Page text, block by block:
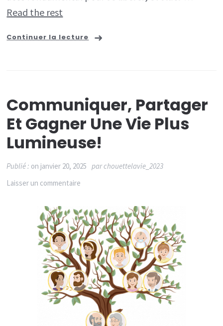
Read the rest
Continuer la lecture
Communiquer, Partager
Et Gagner Une Vie Plus
Lumineuse!
Publié : on janvier 20, 2025 parchouettelavie_2023
Laisser un commentaire
Partager
et
Gagner
une
vie
plus
lumineuse!